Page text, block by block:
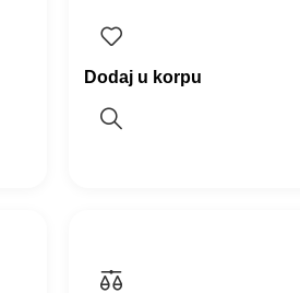
Dodaj u korpu